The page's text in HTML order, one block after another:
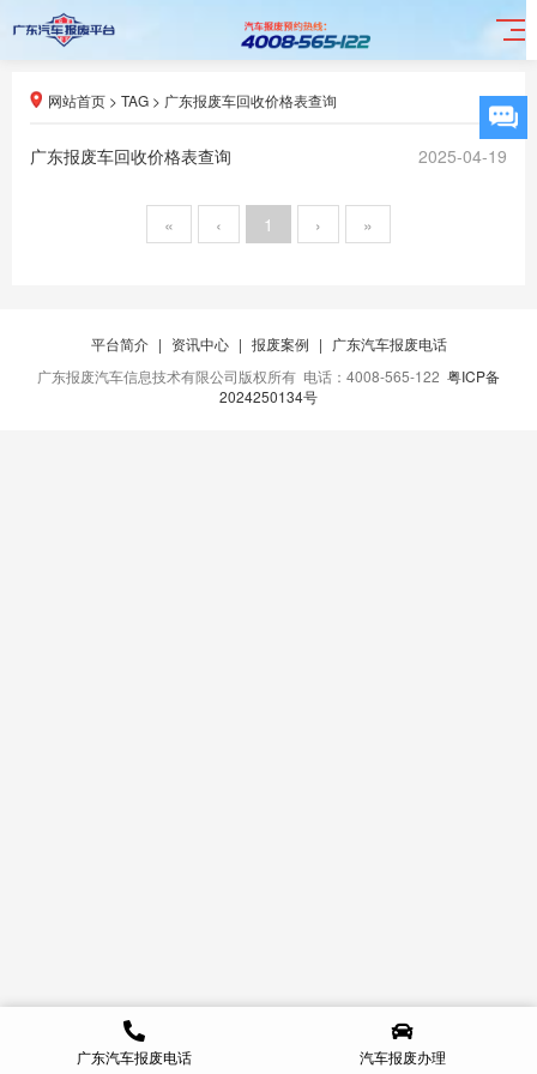
网站首页 > TAG > 广东报废车回收价格表查询
2025-04-19
广东报废车回收价格表查询
« ‹ 1 › »
平台简介 | 资讯中心 | 报废案例 | 广东汽车报废电话
广东报废汽车信息技术有限公司版权所有 电话：4008-565-122 粤ICP备
2024250134号
广东汽车报废电话 汽车报废办理